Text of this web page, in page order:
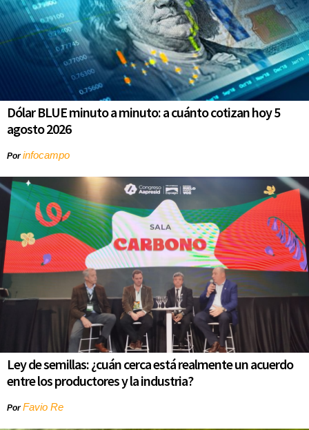
Dólar BLUE minuto a minuto: a cuánto cotizan hoy 5
agosto 2026
Porinfocampo
Ley de semillas: ¿cuán cerca está realmente un acuerdo
entre los productores y la industria?
PorFavio Re